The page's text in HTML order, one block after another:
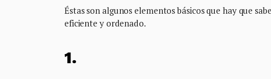
Éstas son algunos elementos básicos que hay que
eficiente y ordenado.
1.